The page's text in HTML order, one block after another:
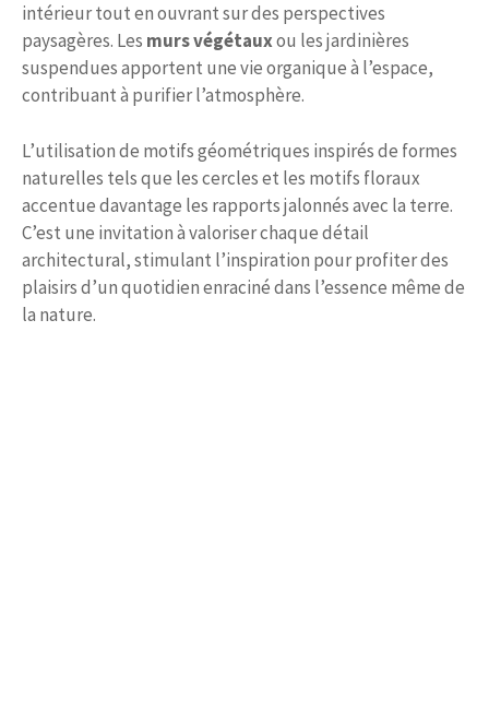
intérieur tout en ouvrant sur des perspectives
paysagères. Les murs végétauxou les jardinières
suspendues apportent une vie organique à l’espace,
contribuant à purifier l’atmosphère.
L’utilisation de motifs géométriques inspirés de formes
naturelles tels que les cercles et les motifs floraux
accentue davantage les rapports jalonnés avec la terre.
C’est une invitation à valoriser chaque détail
architectural, stimulant l’inspiration pour profiter des
plaisirs d’un quotidien enraciné dans l’essence même de
la nature.